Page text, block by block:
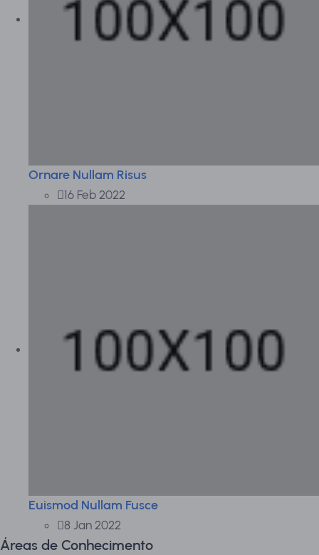
Ornare Nullam Risus
16 Feb 2022
Euismod Nullam Fusce
8 Jan 2022
Áreas de Conhecimento